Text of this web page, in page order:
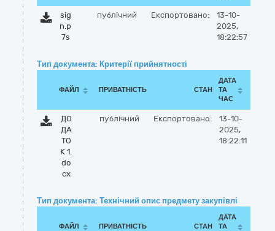
sig
n.p
7s
публічний Експортовано:
13-10-
2025,
18:22:57
Тип документа: Критерії прийнятності
ФАЙЛ ПРИВАТНІСТЬ СТАН
ДАТА
ТА
ЧАС
ДО
ДА
ТО
К 1.
do
cx
публічний Експортовано:
13-10-
2025,
18:22:11
Тип документа: Технічний опис предмету закупівлі
ФАЙЛ ПРИВАТНІСТЬ СТАН
ДАТА
ТА